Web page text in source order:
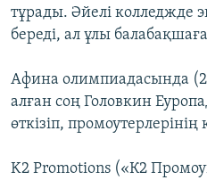
тұрады. Әйелі колледжде
береді, ал ұлы
Афина олимпиадасында
алған соң Головкин
өткізіп,
K2 Promotions («К2